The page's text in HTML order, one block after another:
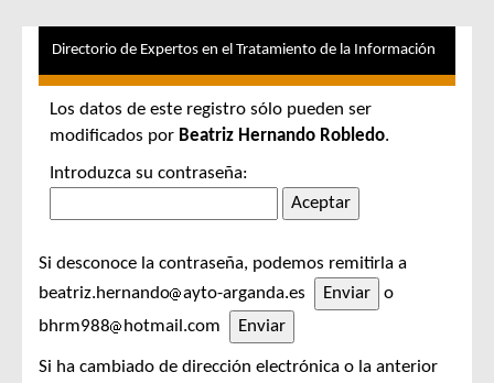
Directorio de Expertos en el Tratamiento de la Información
Los datos de este registro sólo pueden ser
modificados por Beatriz Hernando Robledo.
Introduzca su contraseña:
Si desconoce la contraseña, podemos remitirla a
beatriz.hernando
ayto-arganda.es
o
bhrm988
hotmail.com
Si ha cambiado de dirección electrónica o la anterior